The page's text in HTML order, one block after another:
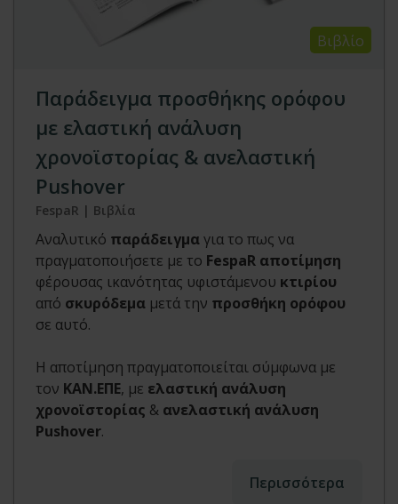
Βιβλίο
Παράδειγμα προσθήκης ορόφου
με ελαστική ανάλυση
χρονοϊστορίας & ανελαστική
Pushover
FespaR | Βιβλία
Αναλυτικό παράδειγμαγια το πως να
πραγματοποιήσετε με το FespaR αποτίμηση
φέρουσας ικανότητας υφιστάμενου κτιρίου
από σκυρόδεμα μετά την προσθήκη ορόφου
σε αυτό.
Η αποτίμηση πραγματοποιείται σύμφωνα με
τον ΚΑΝ.ΕΠΕ, με ελαστική ανάλυση
χρονοϊστορίας & ανελαστική ανάλυση
Pushover.
Περισσότερα